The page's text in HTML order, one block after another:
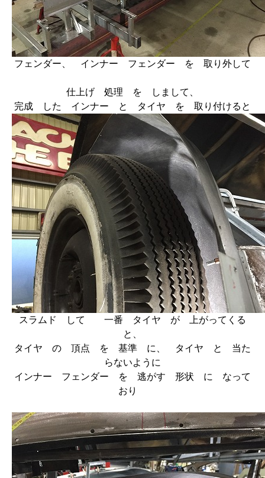
フェンダー、 インナー フェンダー を 取り外して
仕上げ 処理 を しまして、
完成 した インナー と タイヤ を 取り付けると
スラムド して 一番 タイヤ が 上がってくる
と、
タイヤ の 頂点 を 基準 に、 タイヤ と 当た
らないように
インナー フェンダー を 逃がす 形状 に なって
おり